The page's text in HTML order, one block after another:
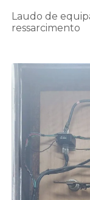
Laudo de
ressarcimento